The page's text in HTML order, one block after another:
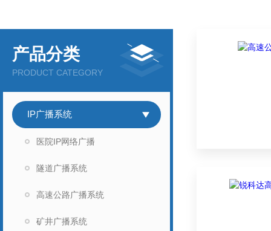
产品分类
PRODUCT CATEGORY
IP广播系统
医院IP网络广播
隧道广播系统
高速公路广播系统
矿井广播系统